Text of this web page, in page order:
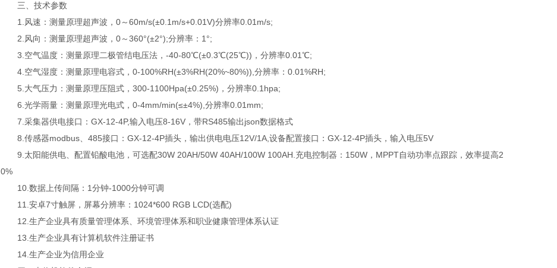
三、技术参数
1.风速：测量原理超声波，0～60m/s(±0.1m/s+0.01V)分辨率0.01m/s;
2.风向：测量原理超声波，0～360°(±2°);分辨率：1°;
3.空气温度：测量原理二极管结电压法，-40-80℃(±0.3℃(25℃))，分辨率0.01℃;
4.空气湿度：测量原理电容式，0-100%RH(±3%RH(20%~80%)),分辨率：0.01%RH;
5.大气压力：测量原理压阻式，300-1100Hpa(±0.25%)，分辨率0.1hpa;
6.光学雨量：测量原理光电式，0-4mm/min(≤±4%),分辨率0.01mm;
7.采集器供电接口：GX-12-4P,输入电压8-16V，带RS485输出json数据格式
8.传感器modbus、485接口：GX-12-4P插头，输出供电电压12V/1A,设备配置接口：GX-12-4P插头，输入电压5V
9.太阳能供电、配置铅酸电池，可选配30W 20AH/50W 40AH/100W 100AH.充电控制器：150W，MPPT自动功率点跟踪，效率提高2
0%
10.数据上传间隔：1分钟-1000分钟可调
11.安卓7寸触屏，屏幕分辨率：1024*600 RGB LCD(选配)
12.生产企业具有质量管理体系、环境管理体系和职业健康管理体系认证
13.生产企业具有计算机软件注册证书
14.生产企业为信用企业